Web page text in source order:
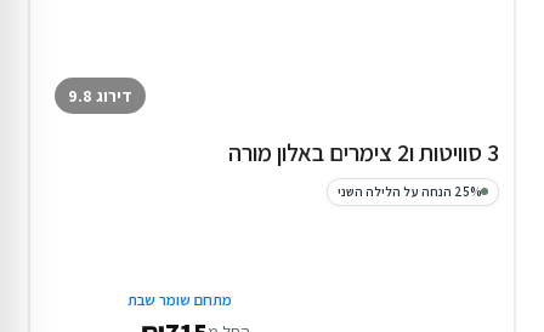
דירוג 9.8
3 סוויטות ו2 צימרים באלון מורה
25% הנחה על הלילה השני
מתחם שומר שבת